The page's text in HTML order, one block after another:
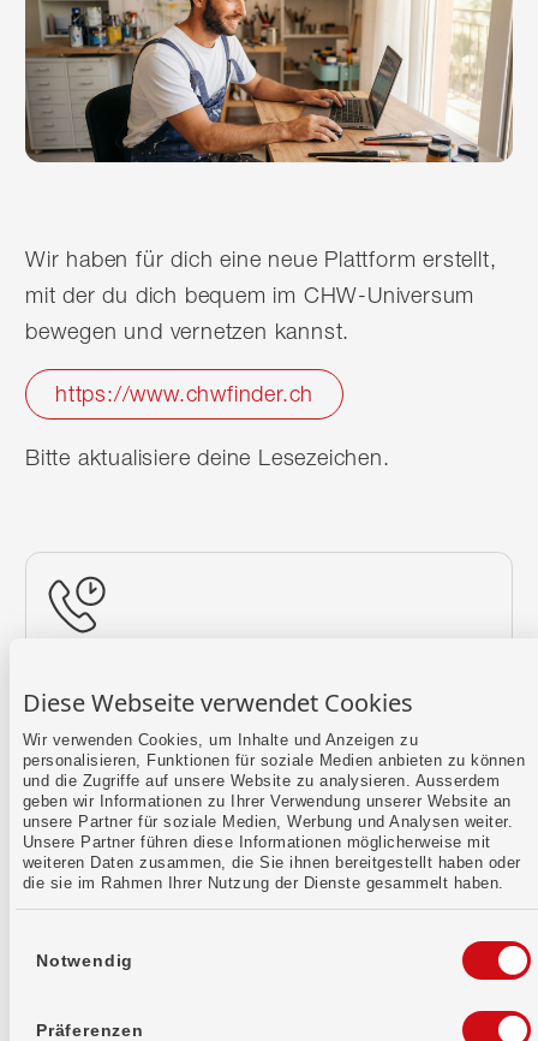
Diese Webseite verwendet Cookies
Wir verwenden Cookies, um Inhalte und Anzeigen zu
personalisieren, Funktionen für soziale Medien anbieten zu können
und die Zugriffe auf unsere Website zu analysieren. Ausserdem
geben wir Informationen zu Ihrer Verwendung unserer Website an
unsere Partner für soziale Medien, Werbung und Analysen weiter.
Unsere Partner führen diese Informationen möglicherweise mit
weiteren Daten zusammen, die Sie ihnen bereitgestellt haben oder
die sie im Rahmen Ihrer Nutzung der Dienste gesammelt haben.
Notwendig
Präferenzen
Wir haben für dich eine neue Plattform erstellt,
mit der du dich bequem im CHW-Universum
bewegen und vernetzen kannst.
https://www.chwfinder.ch
Bitte aktualisiere deine Lesezeichen.
Mehr erfahren
Kontaktformular